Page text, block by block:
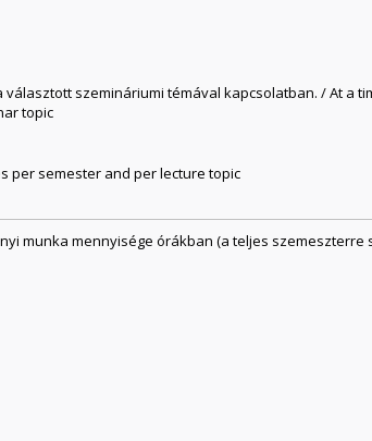
szemináriumi témával kapcsolatban. / At a
topic
per semester and per lecture topic
munka mennyisége órákban (a teljes szemeszterre